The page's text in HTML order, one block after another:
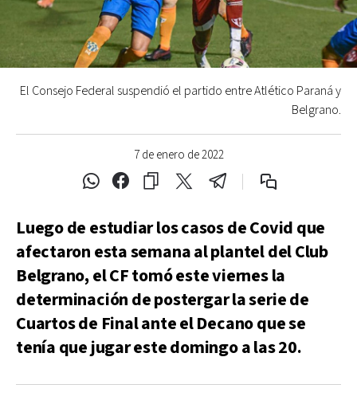
7 de enero de 2022
El Consejo Federal suspendió el partido entre Atlético Paraná y
Belgrano.
Luego de estudiar los casos de Covid que
afectaron esta semana al plantel del Club
Belgrano, el CF tomó este viernes la
determinación de postergar la serie de
Cuartos de Final ante el Decano que se
tenía que jugar este domingo a las 20.